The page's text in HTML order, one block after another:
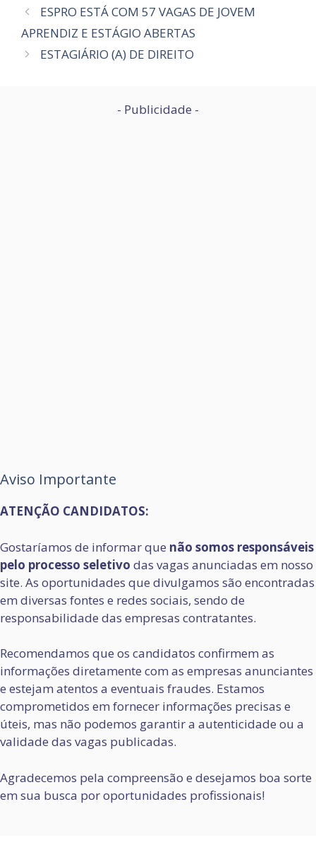
ESPRO ESTÁ COM 57 VAGAS DE JOVEM
APRENDIZ E ESTÁGIO ABERTAS
ESTAGIÁRIO (A) DE DIREITO
- Publicidade -
Aviso Importante
ATENÇÃO CANDIDATOS:
Gostaríamos de informar que não somos responsáveis
pelo processo seletivo das vagas anunciadas em nosso
site. As oportunidades que divulgamos são encontradas
em diversas fontes e redes sociais, sendo de
responsabilidade das empresas contratantes.
Recomendamos que os candidatos confirmem as
informações diretamente com as empresas anunciantes
e estejam atentos a eventuais fraudes. Estamos
comprometidos em fornecer informações precisas e
úteis, mas não podemos garantir a autenticidade ou a
validade das vagas publicadas.
Agradecemos pela compreensão e desejamos boa sorte
em sua busca por oportunidades profissionais!